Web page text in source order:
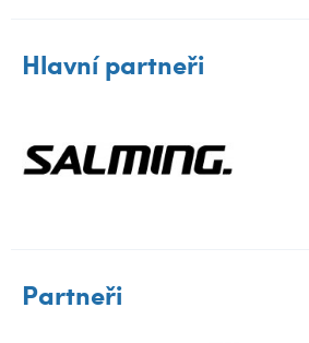
Hlavní partneři
Partneři